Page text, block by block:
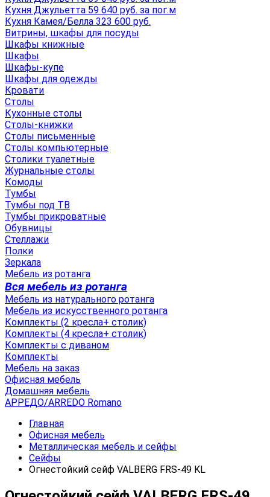
Кухня Джульетта 59 640 руб. за пог.м
Кухня Камея/Белла 323 600 руб.
Витрины, шкафы для посуды
Шкафы книжные
Шкафы
Шкафы-купе
Шкафы для одежды
Кровати
Столы
Кухонные столы
Столы-книжки
Столы письменные
Столы компьютерные
Столики туалетные
Журнальные столы
Комоды
Тумбы
Тумбы под ТВ
Тумбы прикроватные
Обувницы
Стеллажи
Полки
Зеркала
Мебель из ротанга
Вся мебель из ротанга
Мебель из натурального ротанга
Мебель из искусственного ротанга
Комплекты (2 кресла+ столик)
Комплекты (4 кресла+ столик)
Комплекты с диваном
Комплекты
Мебель на заказ
Офисная мебель
Домашняя мебель
АРРЕДО/ARREDO Romano
Главная
Офисная мебель
Металлическая мебель и сейфы
Сейфы
Огнестойкий сейф VALBERG FRS-49 KL